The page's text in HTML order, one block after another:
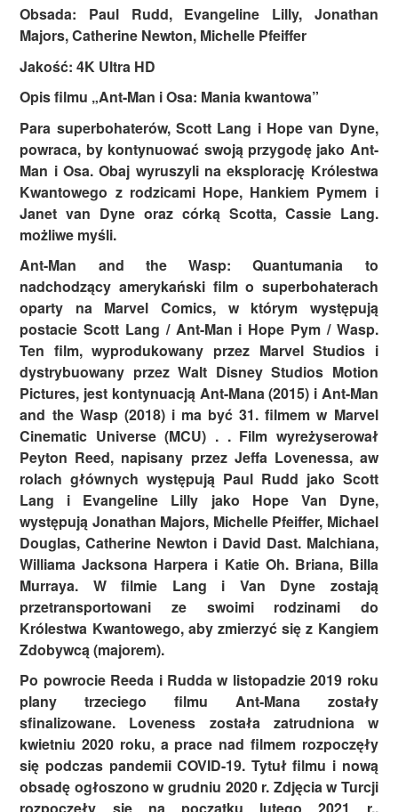
Obsada: Paul Rudd, Evangeline Lilly, Jonathan
Majors, Catherine Newton, Michelle Pfeiffer
Jakość: 4K Ultra HD
Opis filmu „Ant-Man i Osa: Mania kwantowa”
Para superbohaterów, Scott Lang i Hope van Dyne,
powraca, by kontynuować swoją przygodę jako Ant-
Man i Osa. Obaj wyruszyli na eksplorację Królestwa
Kwantowego z rodzicami Hope, Hankiem Pymem i
Janet van Dyne oraz córką Scotta, Cassie Lang.
możliwe myśli.
Ant-Man and the Wasp: Quantumania to
nadchodzący amerykański film o superbohaterach
oparty na Marvel Comics, w którym występują
postacie Scott Lang / Ant-Man i Hope Pym / Wasp.
Ten film, wyprodukowany przez Marvel Studios i
dystrybuowany przez Walt Disney Studios Motion
Pictures, jest kontynuacją Ant-Mana (2015) i Ant-Man
and the Wasp (2018) i ma być 31. filmem w Marvel
Cinematic Universe (MCU) . . Film wyreżyserował
Peyton Reed, napisany przez Jeffa Lovenessa, aw
rolach głównych występują Paul Rudd jako Scott
Lang i Evangeline Lilly jako Hope Van Dyne,
występują Jonathan Majors, Michelle Pfeiffer, Michael
Douglas, Catherine Newton i David Dast. Malchiana,
Williama Jacksona Harpera i Katie Oh. Briana, Billa
Murraya. W filmie Lang i Van Dyne zostają
przetransportowani ze swoimi rodzinami do
Królestwa Kwantowego, aby zmierzyć się z Kangiem
Zdobywcą (majorem).
Po powrocie Reeda i Rudda w listopadzie 2019 roku
plany trzeciego filmu Ant-Mana zostały
sfinalizowane. Loveness została zatrudniona w
kwietniu 2020 roku, a prace nad filmem rozpoczęły
się podczas pandemii COVID-19. Tytuł filmu i nową
obsadę ogłoszono w grudniu 2020 r. Zdjęcia w Turcji